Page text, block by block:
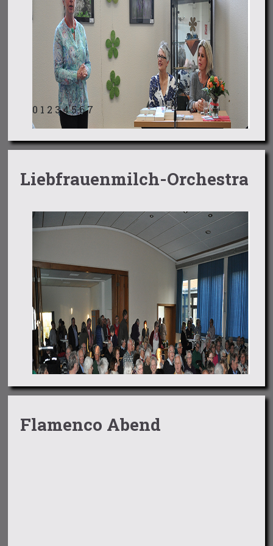
0 1 2 34567
Liebfrauenmilch-Orchestra
Flamenco Abend